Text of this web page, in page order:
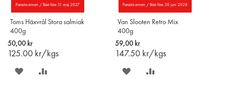
Parasta ennen / Bäst före 31 maj 2027
Toms Häxvrål Stora salmiak
400g
50,00 kr
125.00 kr/kgs
SPARA
Parasta ennen / Bäst före 30 juni 2028
Van Slooten Retro Mix
400g
59,00 kr
147.50 kr/kgs
SPARA